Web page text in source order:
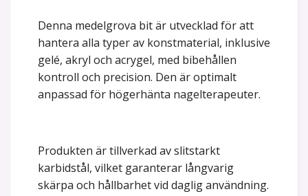
Denna medelgrova bit är utvecklad för att
hantera alla typer av konstmaterial, inklusive
gelé, akryl och acrygel, med bibehållen
kontroll och precision. Den är optimalt
anpassad för högerhänta nagelterapeuter.
Produkten är tillverkad av slitstarkt
karbidstål, vilket garanterar långvarig
skärpa och hållbarhet vid daglig användning.